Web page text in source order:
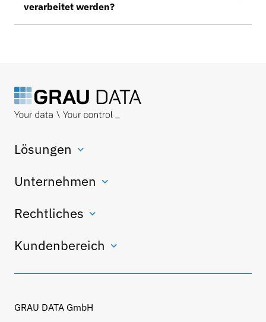
verarbeitet werden?
Lösungen
Unternehmen
Rechtliches
Kundenbereich
GRAU DATA GmbH